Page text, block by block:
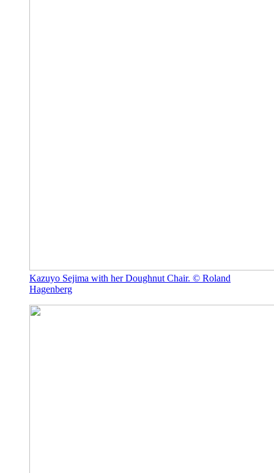
Kazuyo Sejima with her Doughnut Chair. © Roland
Hagenberg